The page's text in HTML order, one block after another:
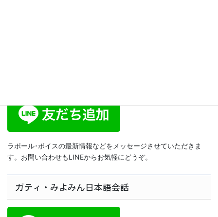
ラポール･ボイスの最新情報などをメッセージさせていただきま
す。お問い合わせもLINEからお気軽にどうぞ。
ガティ・みよみん日本語会話